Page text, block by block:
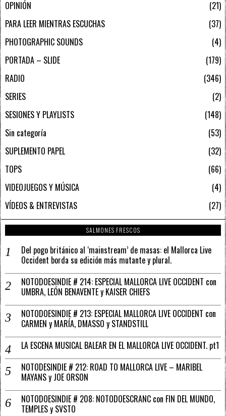
OPINIÓN
21
PARA LEER MIENTRAS ESCUCHAS
37
PHOTOGRAPHIC SOUNDS
4
PORTADA – SLIDE
179
RADIO
346
SERIES
2
SESIONES Y PLAYLISTS
148
Sin categoría
53
SUPLEMENTO PAPEL
32
TOPS
66
VIDEOJUEGOS Y MÚSICA
4
VÍDEOS & ENTREVISTAS
27
SALMONES FRESCOS
Del pogo británico al ‘mainstream’ de masas: el Mallorca Live
Occident borda su edición más mutante y plural.
NOTODOESINDIE # 214: ESPECIAL MALLORCA LIVE OCCIDENT con
UMBRA, LEÓN BENAVENTE y KAISER CHIEFS
NOTODOESINDIE # 213: ESPECIAL MALLORCA LIVE OCCIDENT con
CARMEN y MARÍA, DMASSO y STANDSTILL
LA ESCENA MUSICAL BALEAR EN EL MALLORCA LIVE OCCIDENT. pt1
NOTODESINDIE # 212: ROAD TO MALLORCA LIVE – MARIBEL
MAYANS y JOE ORSON
NOTODOESINDIE # 208: NOTODOESCRANC con FIN DEL MUNDO,
TEMPLES y SVSTO